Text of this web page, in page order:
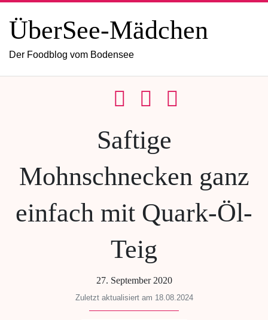
ÜberSee-Mädchen
Der Foodblog vom Bodensee
Saftige
Mohnschnecken ganz
einfach mit Quark-Öl-
Teig
27. September 2020
Zuletzt aktualisiert am 18.08.2024